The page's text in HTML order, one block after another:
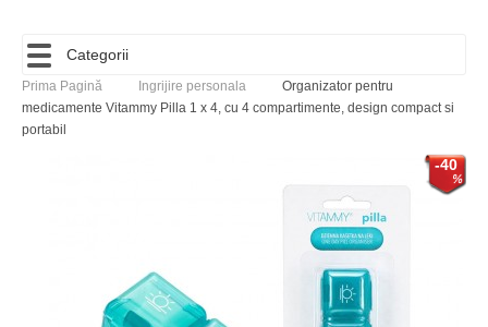
Categorii
Prima Pagină Ingrijire personala
Organizator pentru
medicamente Vitammy Pilla 1 x 4, cu 4 compartimente, design compact si
portabil
-40